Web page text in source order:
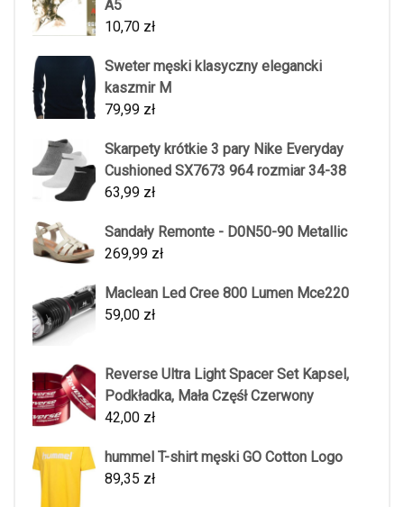
A5
10,70 zł
Sweter męski klasyczny elegancki
kaszmir M
79,99 zł
Skarpety krótkie 3 pary Nike Everyday
Cushioned SX7673 964 rozmiar 34-38
63,99 zł
Sandały Remonte - D0N50-90 Metallic
269,99 zł
Maclean Led Cree 800 Lumen Mce220
59,00 zł
Reverse Ultra Light Spacer Set Kapsel,
Podkładka, Mała Częśł Czerwony
42,00 zł
hummel T-shirt męski GO Cotton Logo
89,35 zł